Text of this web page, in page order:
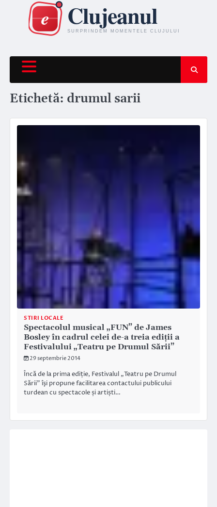
content
Etichetă: drumul sarii
STIRI LOCALE
Spectacolul musical „FUN” de James
Bosley în cadrul celei de-a treia ediţii a
Festivalului „Teatru pe Drumul Sării”
29 septembrie 2014
Încă de la prima ediție, Festivalul „Teatru pe Drumul
Sării” îşi propune facilitarea contactului publicului
turdean cu spectacole și artiști…